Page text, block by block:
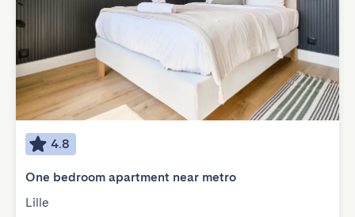
4.8
One bedroom apartment near metro
Lille